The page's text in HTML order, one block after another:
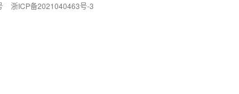
浙ICP备2021040463号-3